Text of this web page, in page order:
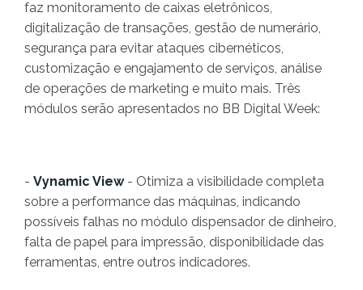
faz monitoramento de caixas eletrônicos,
digitalização de transações, gestão de numerário,
segurança para evitar ataques cibernéticos,
customização e engajamento de serviços, análise
de operações de marketing e muito mais. Três
módulos serão apresentados no BB Digital Week:
- Vynamic View - Otimiza a visibilidade completa
sobre a performance das máquinas, indicando
possíveis falhas no módulo dispensador de dinheiro,
falta de papel para impressão, disponibilidade das
ferramentas, entre outros indicadores.